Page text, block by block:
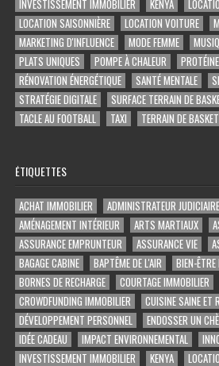
INVESTISSEMENT IMMOBILIER
KENYA
LOCATION SAISONNIÈRE
LOCATION VOITURE
MARKETING D'INFLUENCE
MODE FEMME
PLATS UNIQUES
POMPE À CHALEUR
RÉNOVATION ÉNERGÉTIQUE
SANTÉ MENTALE
STRATÉGIE DIGITALE
SURFACE TERRAIN DE
TACLE AU FOOTBALL
TAXI TERRAIN DE
ÉTIQUETTES
ACHAT IMMOBILIER
ADMINISTRATEUR JUDICIAIRE
AMÉNAGEMENT INTÉRIEUR
ARTS MARTIAUX
ASSURANCE EMPRUNTEUR
ASSURANCE VIE
BAGAGE CABINE
BAPTÊME DE L'AIR
BIEN-ÊTRE
BORNES DE RECHARGE
COURTAGE IMMOBILIER
CROWDFUNDING IMMOBILIER
CUISINE SAINE ET
DÉVELOPPEMENT PERSONNEL
ENDOSSER UN
IDÉE CADEAU
IMPACT ENVIRONNEMENTAL
INVESTISSEMENT IMMOBILIER
KENYA